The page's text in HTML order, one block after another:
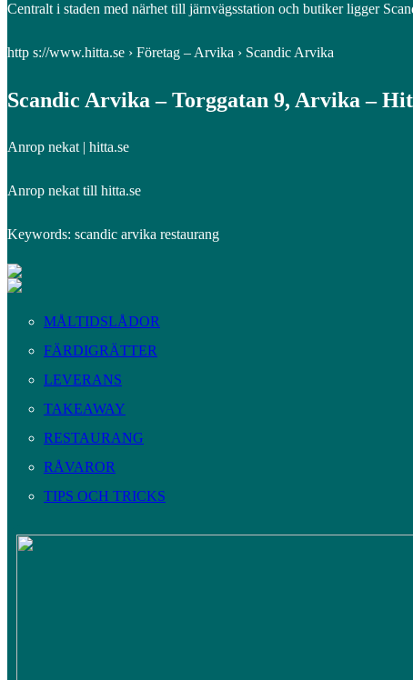
Centralt i staden med närhet till järnvägsstation och butiker ligger
http s://www.hitta.se › Företag – Arvika › Scandic Arvika
Scandic Arvika – Torggatan 9, Arvika –
Anrop nekat | hitta.se
Anrop nekat till hitta.se
Keywords: scandic arvika restaurang
MÅLTIDSLÅDOR
FÄRDIGRÄTTER
LEVERANS
TAKEAWAY
RESTAURANG
RÅVAROR
TIPS OCH TRICKS